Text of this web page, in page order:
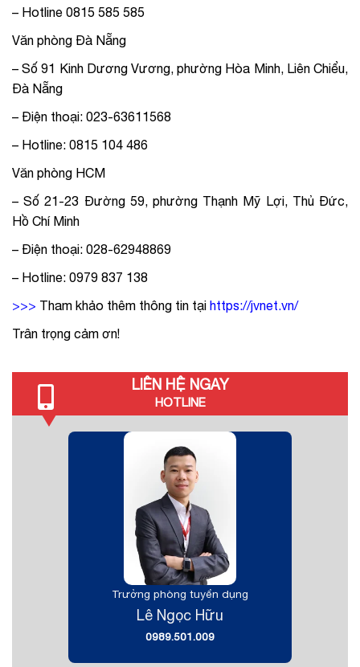
– Hotline 0815 585 585
Văn phòng Đà Nẵng
– Số 91 Kinh Dương Vương, phường Hòa Minh, Liên Chiểu,
Đà Nẵng
– Điện thoại: 023-63611568
– Hotline: 0815 104 486
Văn phòng HCM
– Số 21-23 Đường 59, phường Thạnh Mỹ Lợi, Thủ Đức,
Hồ Chí Minh
– Điện thoại: 028-62948869
– Hotline: 0979 837 138
>>> Tham khảo thêm thông tin tại https://jvnet.vn/
Trân trọng cảm ơn!
LIÊN HỆ NGAY
HOTLINE
Trưởng phòng tuyển dụng
Lê Ngọc Hữu
0989.501.009